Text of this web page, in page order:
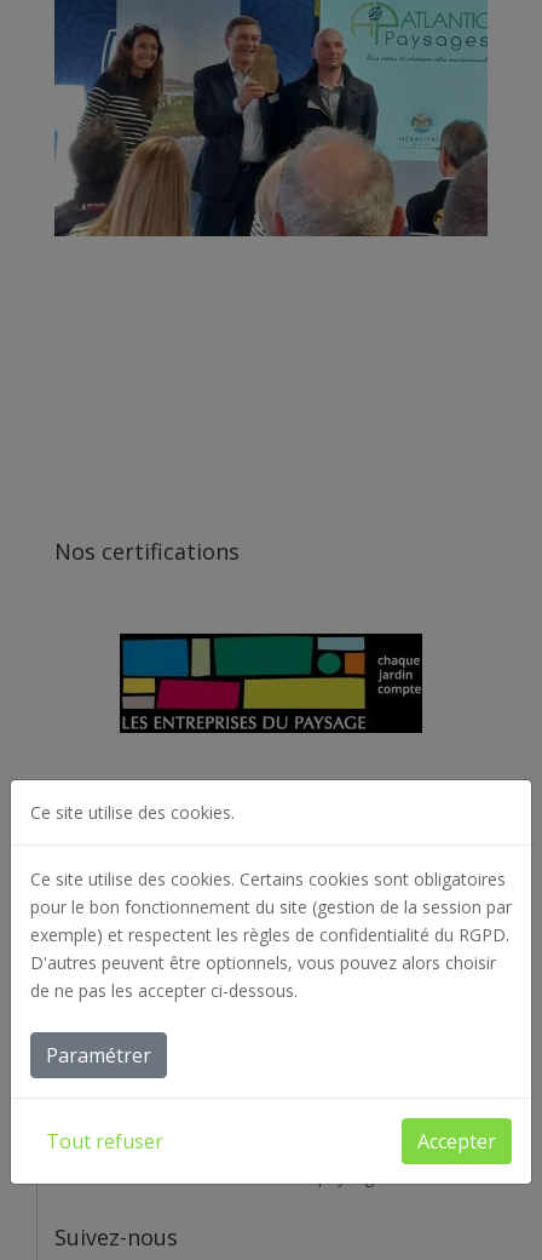
Nos certifications
une cinquantaine de salariés. Chaque jour, nos équipes
mettent tout en oeuvre pour réaliser, valoriser et
Suivez-nous
Ce site utilise des cookies.
Ce site utilise des cookies. Certains cookies sont obligatoires
pour le bon fonctionnement du site (gestion de la session par
exemple) et respectent les règles de confidentialité du RGPD.
D'autres peuvent être optionnels, vous pouvez alors choisir
de ne pas les accepter ci-dessous.
Paramétrer
Tout refuser Accepter